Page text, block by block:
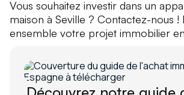
Vous souhaitez investir dans un
maison à Seville ? Contactez-nous !
ensemble votre projet immobilier